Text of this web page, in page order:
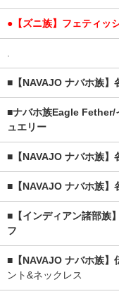
●【ズニ族】フェティッ
.
■【NAVAJO ナバホ族】
■ナバホ族Eagle Fether/
ュエリー
■【NAVAJO ナバホ族】
■【NAVAJO ナバホ族】
■【インディアン諸部族
フ
■【NAVAJO ナバホ族】
ント&ネックレス